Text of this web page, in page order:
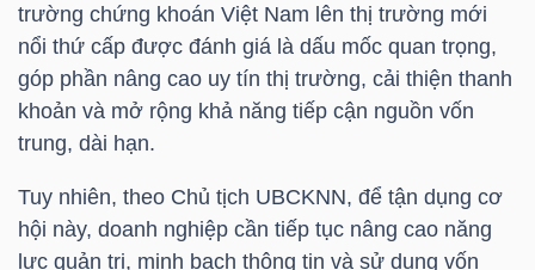
trường chứng khoán Việt Nam lên thị trường mới
nổi thứ cấp được đánh giá là dấu mốc quan trọng,
góp phần nâng cao uy tín thị trường, cải thiện thanh
khoản và mở rộng khả năng tiếp cận nguồn vốn
trung, dài hạn.
Tuy nhiên, theo Chủ tịch UBCKNN, để tận dụng cơ
hội này, doanh nghiệp cần tiếp tục nâng cao năng
lực quản trị, minh bạch thông tin và sử dụng vốn
CÔNG
ĐẦU
TƯ
TRUY